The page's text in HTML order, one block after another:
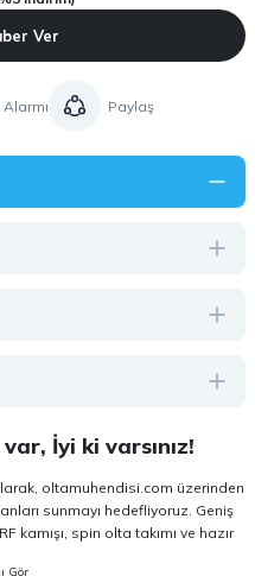
Ver
Paylaş
İyi ki varsınız!
oltamuhendisi.com üzerinden
sunmayı hedefliyoruz. Geniş
kamışı, spin olta takımı ve hazır